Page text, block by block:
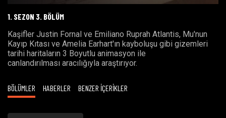
1. SEZON 3. BÖLÜM
Kaşifler Justin Fornal ve Emiliano Ruprah Atlantis, Mu'nun
Kayıp Kıtası ve Amelia Earhart'ın kayboluşu gibi gizemleri
tarihi haritaların 3 Boyutlu animasyon ile
canlandırılması aracılığıyla araştırıyor.
BÖLÜMLER HABERLER BENZER İÇERİKLER